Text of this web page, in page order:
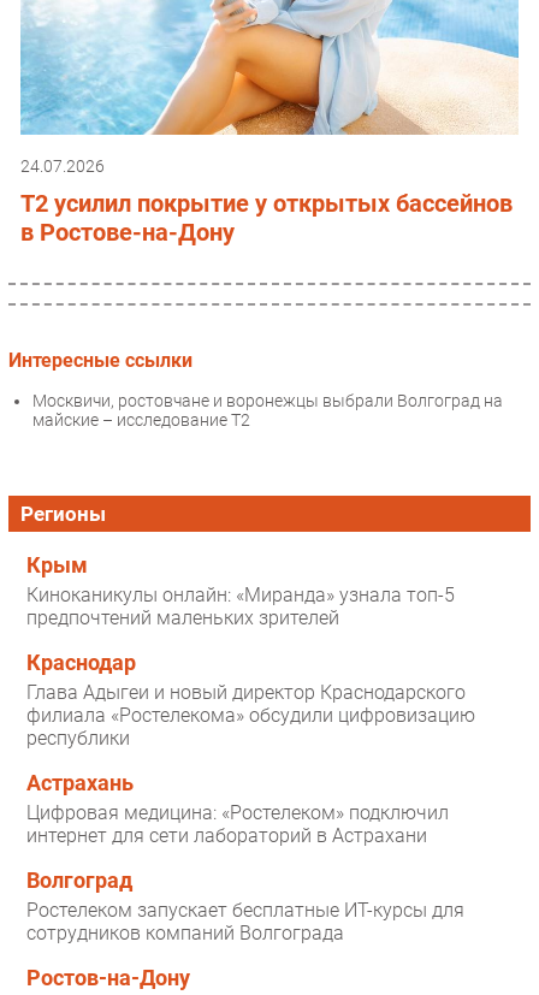
24.07.2026
T2 усилил покрытие у открытых бассейнов
в Ростове-на-Дону
Интересные ссылки
Москвичи, ростовчане и воронежцы выбрали Волгоград на
майские – исследование T2
Регионы
Крым
Киноканикулы онлайн: «Миранда» узнала топ-5
предпочтений маленьких зрителей
Краснодар
Глава Адыгеи и новый директор Краснодарского
филиала «Ростелекома» обсудили цифровизацию
республики
Астрахань
Цифровая медицина: «Ростелеком» подключил
интернет для сети лабораторий в Астрахани
Волгоград
Ростелеком запускает бесплатные ИТ-курсы для
сотрудников компаний Волгограда
Ростов-на-Дону